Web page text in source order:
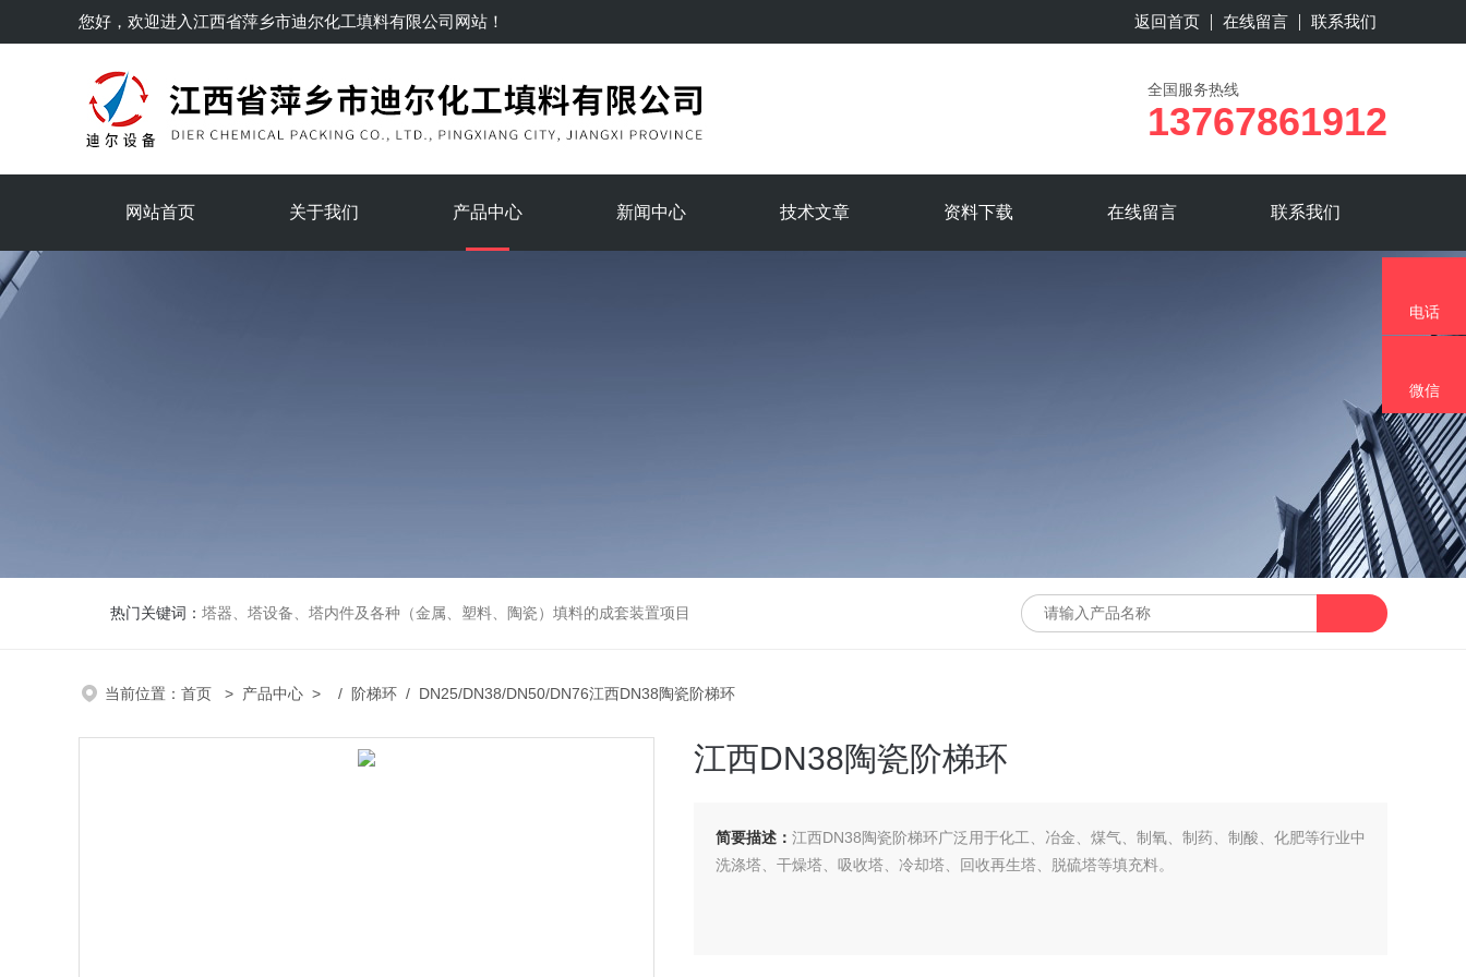
您好，欢迎进入江西省萍乡市迪尔化工填料有限公司网站！ 返回首页 在线留言 联系我们
全国服务热线
13767861912
网站首页 关于我们 产品中心 新闻中心 技术文章 资料下载 在线留言 联系我们
热门关键词： 塔器、塔设备、塔内件及各种（金属、塑料、陶瓷）填料的成套装置项目
当前位置： 首页 > 产品中心 > / 阶梯环 / DN25/DN38/DN50/DN76江西DN38陶瓷阶梯环
江西DN38陶瓷阶梯环
简要描述： 江西DN38陶瓷阶梯环广泛用于化工、冶金、煤气、制氧、制药、制酸、化肥等行业中
洗涤塔、干燥塔、吸收塔、冷却塔、回收再生塔、脱硫塔等填充料。
电话
微信